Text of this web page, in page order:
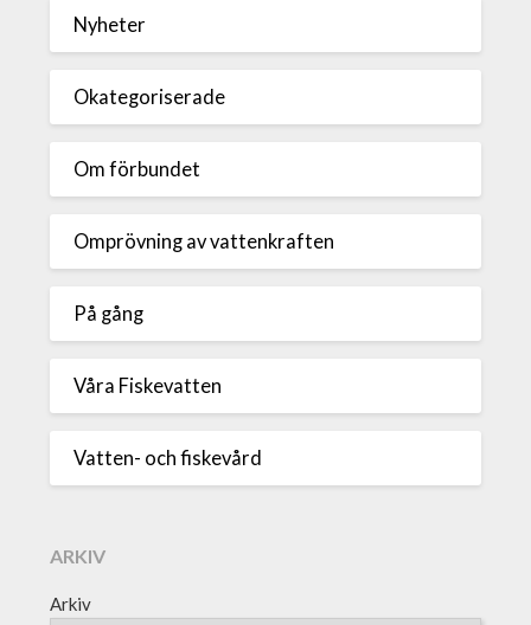
Nyheter
Okategoriserade
Om förbundet
Omprövning av vattenkraften
På gång
Våra Fiskevatten
Vatten- och fiskevård
ARKIV
Arkiv